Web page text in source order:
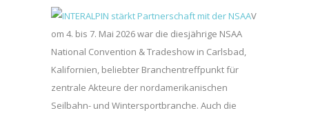
V
om 4. bis 7. Mai 2026 war die diesjährige NSAA
National Convention & Tradeshow in Carlsbad,
Kalifornien, beliebter Branchentreffpunkt für
zentrale Akteure der nordamerikanischen
Seilbahn- und Wintersportbranche. Auch die